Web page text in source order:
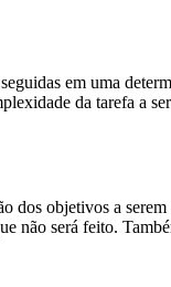
em uma
da tarefa a
objetivos a
não será feito.